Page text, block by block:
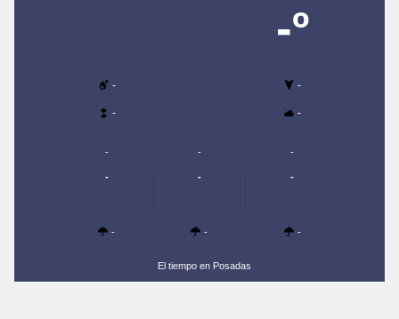
-º
- -
- -
-
-
-
-
-
-
-
-
-
El tiempo en Posadas